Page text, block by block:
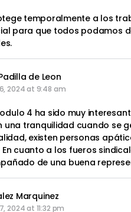
temporalmente a los
para que todos podamos
de Leon
2024 at 9:48 am
4 ha sido muy
una tranquilidad cuando se
existen personas
cuanto a los fueros
de una buena
Marquinez
2024 at 11:32 pm